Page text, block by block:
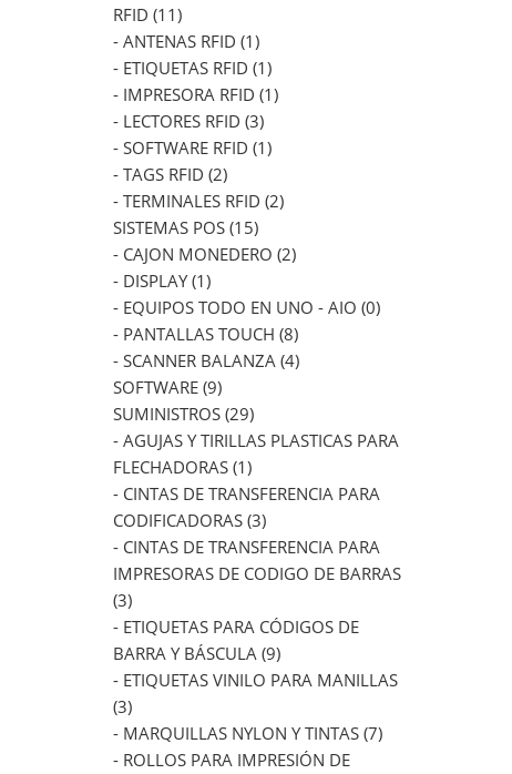
RFID (11)
- ANTENAS RFID (1)
- ETIQUETAS RFID (1)
- IMPRESORA RFID (1)
- LECTORES RFID (3)
- SOFTWARE RFID (1)
- TAGS RFID (2)
- TERMINALES RFID (2)
SISTEMAS POS (15)
- CAJON MONEDERO (2)
- DISPLAY (1)
- EQUIPOS TODO EN UNO - AIO (0)
- PANTALLAS TOUCH (8)
- SCANNER BALANZA (4)
SOFTWARE (9)
SUMINISTROS (29)
- AGUJAS Y TIRILLAS PLASTICAS PARA
FLECHADORAS (1)
- CINTAS DE TRANSFERENCIA PARA
CODIFICADORAS (3)
- CINTAS DE TRANSFERENCIA PARA
IMPRESORAS DE CODIGO DE BARRAS
(3)
- ETIQUETAS PARA CÓDIGOS DE
BARRA Y BÁSCULA (9)
- ETIQUETAS VINILO PARA MANILLAS
(3)
- MARQUILLAS NYLON Y TINTAS (7)
- ROLLOS PARA IMPRESIÓN DE